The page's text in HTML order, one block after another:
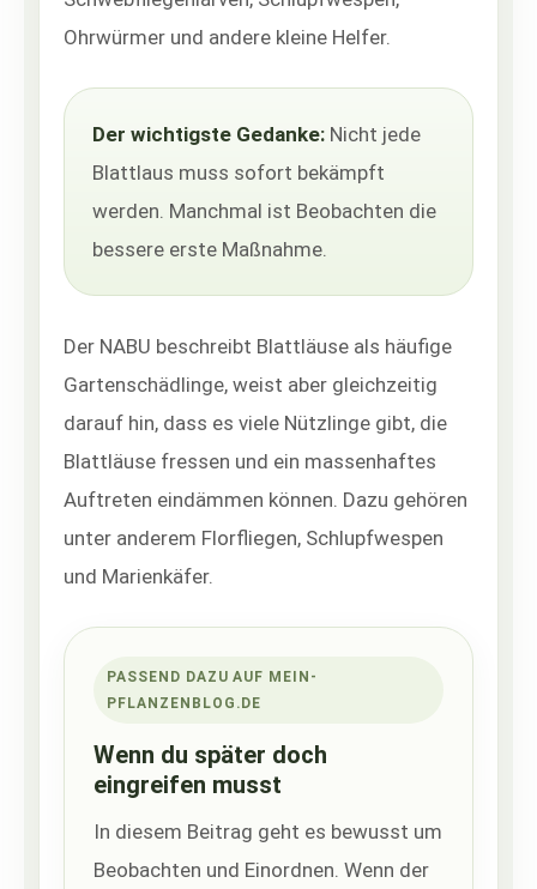
Ohrwürmer und andere kleine Helfer.
Der wichtigste Gedanke: Nicht jede
Blattlaus muss sofort bekämpft
werden. Manchmal ist Beobachten die
bessere erste Maßnahme.
Der NABU beschreibt Blattläuse als häufige
Gartenschädlinge, weist aber gleichzeitig
darauf hin, dass es viele Nützlinge gibt, die
Blattläuse fressen und ein massenhaftes
Auftreten eindämmen können. Dazu gehören
unter anderem Florfliegen, Schlupfwespen
und Marienkäfer.
PASSEND DAZU AUF MEIN-
PFLANZENBLOG.DE
Wenn du später doch
eingreifen musst
In diesem Beitrag geht es bewusst um
Beobachten und Einordnen. Wenn der